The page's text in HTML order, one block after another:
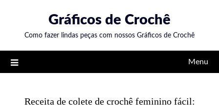
content
Gráficos de Crochê
Como fazer lindas peças com nossos Gráficos de Crochê
Menu
Receita de colete de crochê feminino fácil: